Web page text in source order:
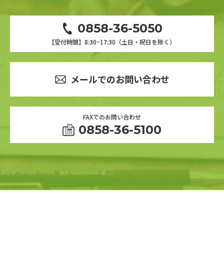
0858-36-5050
【受付時間】8:30~17:30（土日・祝日を除く）
メールでのお問い合わせ
FAXでのお問い合わせ
0858-36-5100